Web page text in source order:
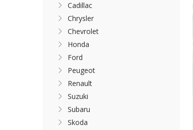
Cadillac
Chrysler
Chevrolet
Honda
Ford
Peugeot
Renault
Suzuki
Subaru
Skoda